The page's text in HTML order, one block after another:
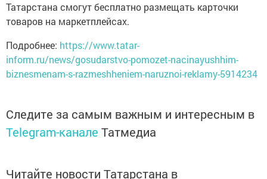
Татарстана смогут бесплатно размещать карточки
товаров на маркетплейсах.
Подробнее: https://www.tatar-
inform.ru/news/gosudarstvo-pomozet-nacinayushhim-
biznesmenam-s-razmeshheniem-naruznoi-reklamy-5914234
Следите за самым важным и интересным в
Telegram-канале Татмедиа
Читайте новости Татарстана в